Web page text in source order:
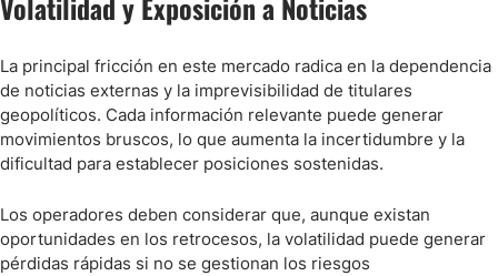
Volatilidad y Exposición a Noticias
La principal fricción en este mercado radica en la dependencia
de noticias externas y la imprevisibilidad de titulares
geopolíticos. Cada información relevante puede generar
movimientos bruscos, lo que aumenta la incertidumbre y la
dificultad para establecer posiciones sostenidas.
Los operadores deben considerar que, aunque existan
oportunidades en los retrocesos, la volatilidad puede generar
pérdidas rápidas si no se gestionan los riesgos